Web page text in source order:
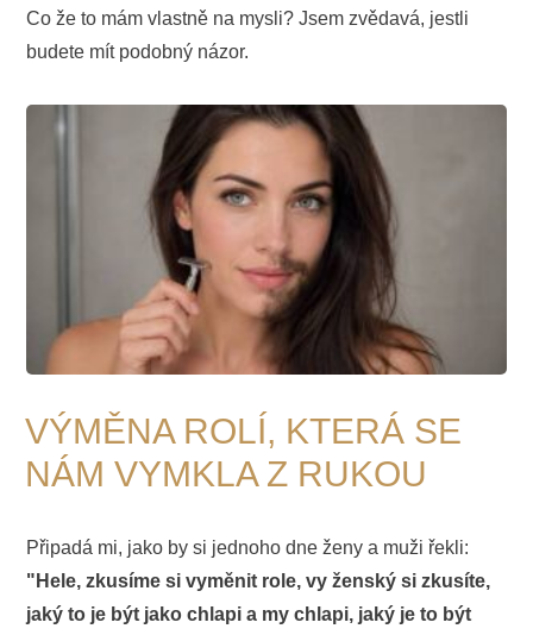
Co že to mám vlastně na mysli? Jsem zvědavá, jestli
budete mít podobný názor.
VÝMĚNA ROLÍ, KTERÁ SE
NÁM VYMKLA Z RUKOU
Připadá mi, jako by si jednoho dne ženy a muži řekli:
"Hele, zkusíme si vyměnit role, vy ženský si zkusíte,
jaký to je být jako chlapi a my chlapi, jaký je to být